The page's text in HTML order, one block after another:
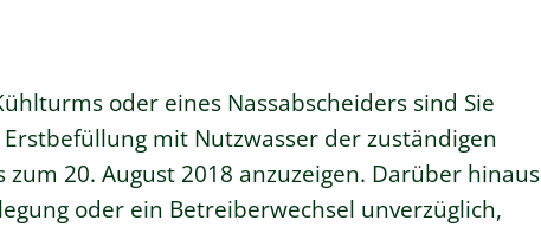
oder eines Nassabscheiders sind Sie
mit Nutzwasser der zuständigen
20. August 2018 anzuzeigen. Darüber hinaus
oder ein Betreiberwechsel unverzüglich,